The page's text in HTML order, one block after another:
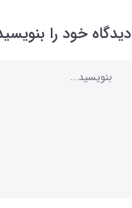
دیدگاه خود را